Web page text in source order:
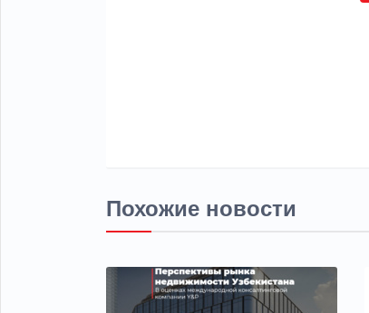
Похожие новости